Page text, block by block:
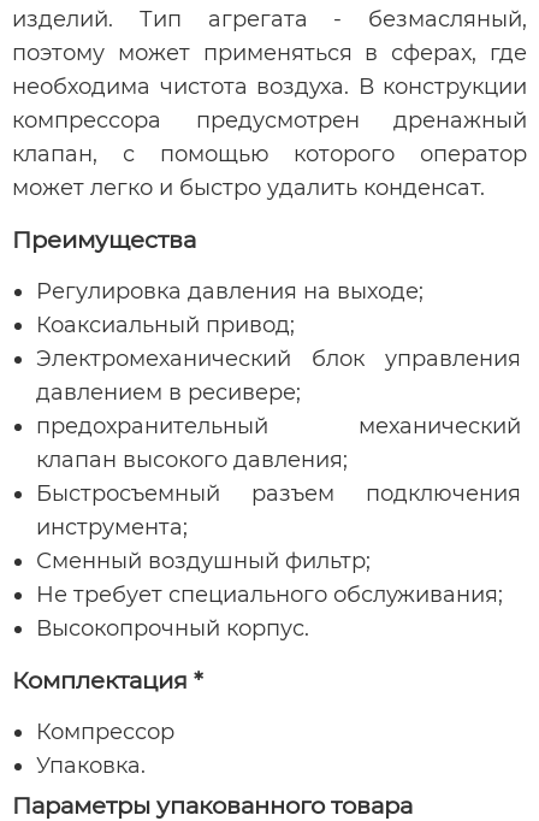
изделий. Тип агрегата - безмасляный,
поэтому может применяться в сферах, где
необходима чистота воздуха. В конструкции
компрессора предусмотрен дренажный
клапан, с помощью которого оператор
может легко и быстро удалить конденсат.
Преимущества
Регулировка давления на выходе;
Коаксиальный привод;
Электромеханический блок управления
давлением в ресивере;
предохранительный механический
клапан высокого давления;
Быстросъемный разъем подключения
инструмента;
Сменный воздушный фильтр;
Не требует специального обслуживания;
Высокопрочный корпус.
Комплектация *
Компрессор
Упаковка.
Параметры упакованного товара